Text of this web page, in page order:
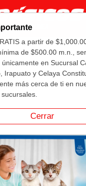
a partir de $1,000.00
de $500.00 m.n.,
en Sucursal
Irapuato y Celaya
más cerca de ti en
Cerrar
Gatos
Purina Cat